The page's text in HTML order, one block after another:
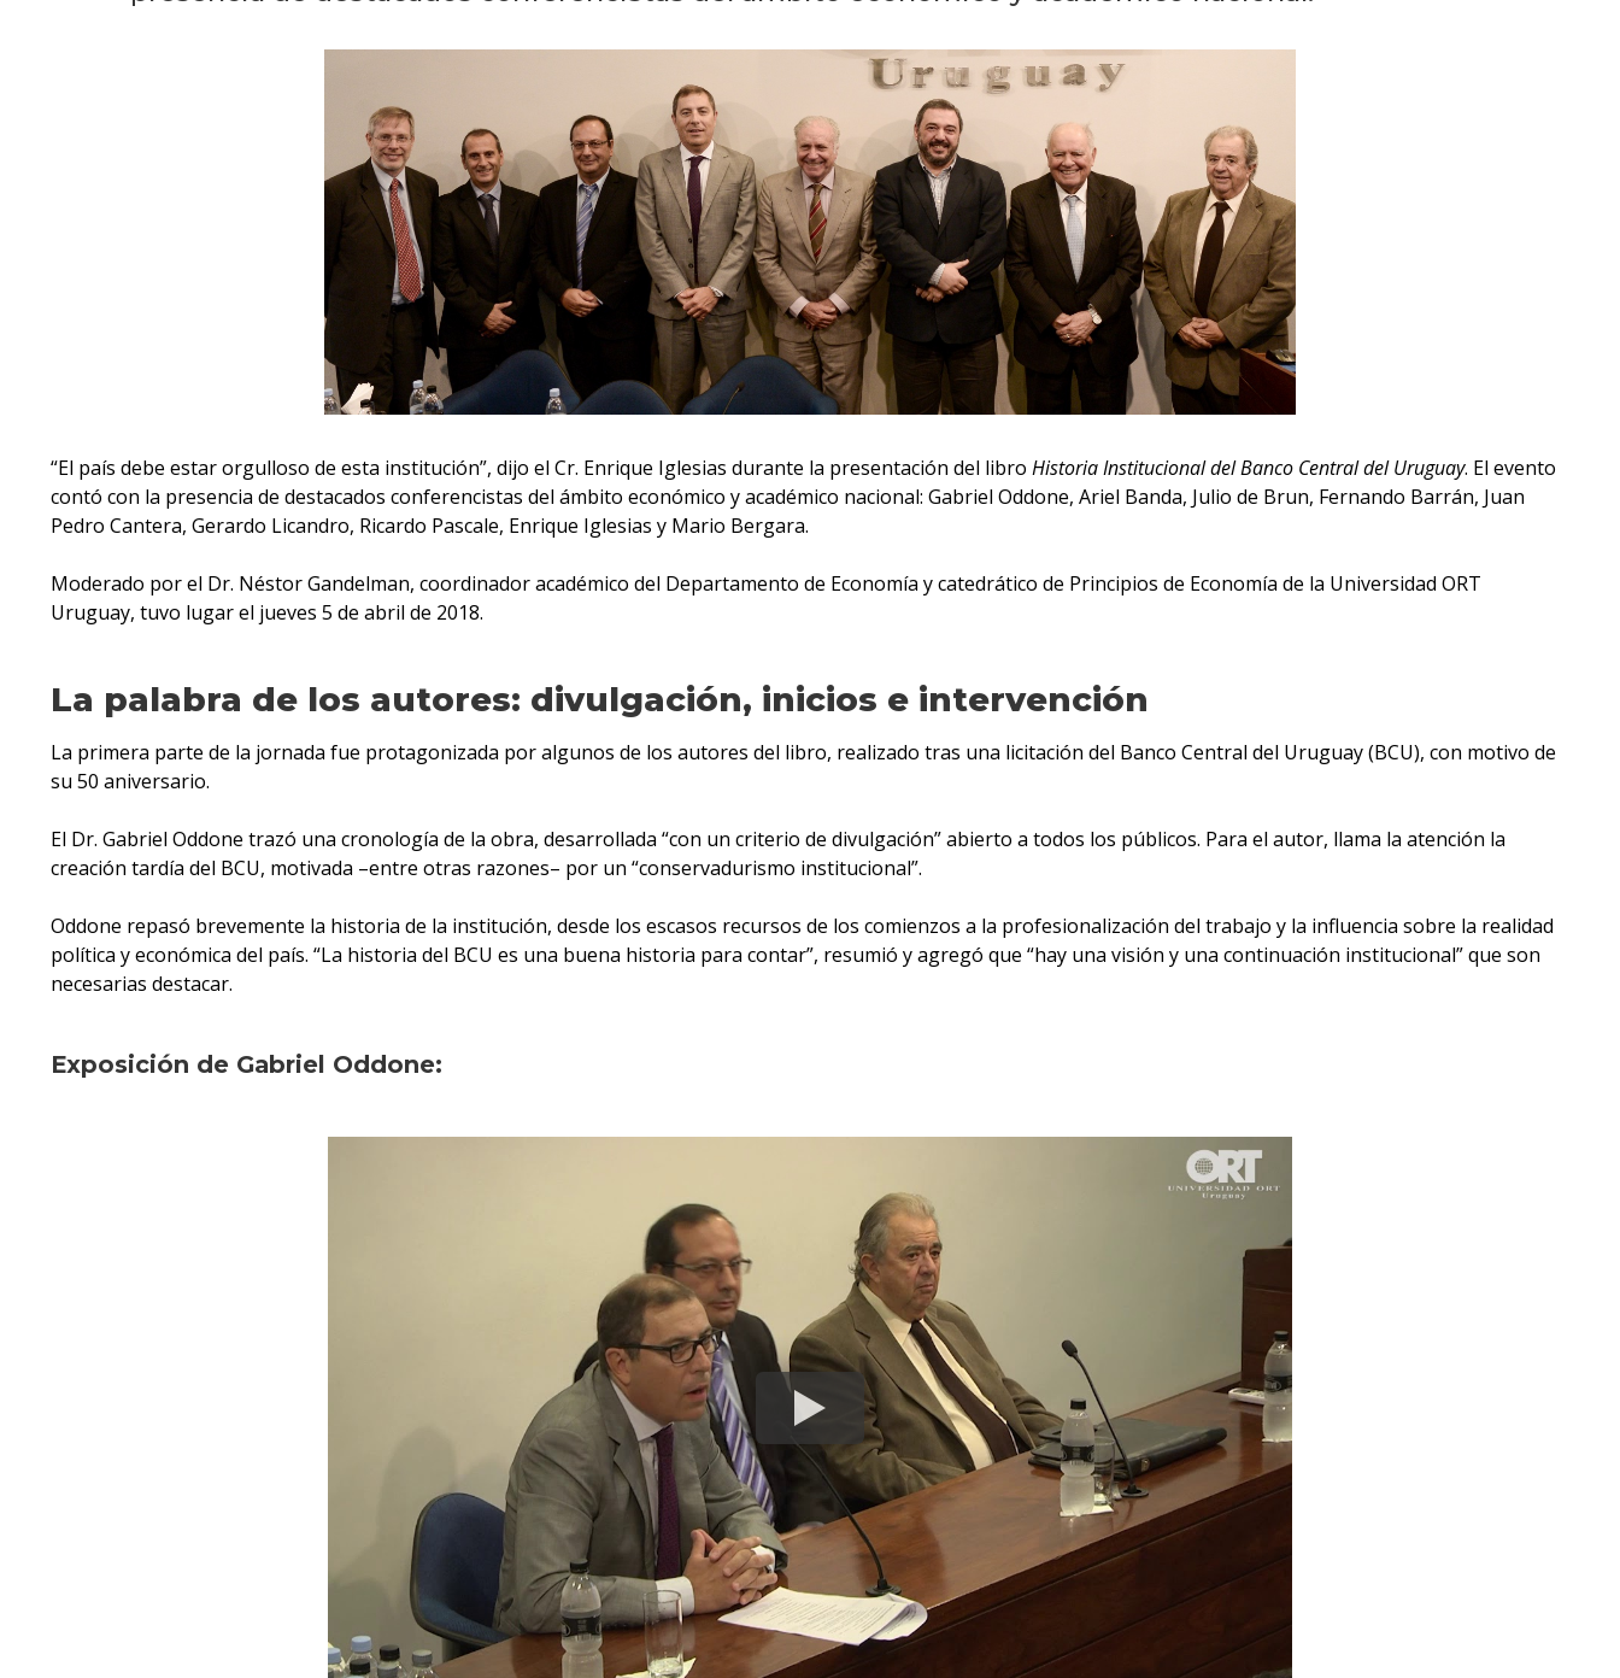
de la
facultad
“El país debe estar orgulloso de esta institución”, dijo el Cr. Enrique Iglesias durante la presentación del libro Historia Institucional del Banco Central del Uruguay. El evento
contó con la presencia de destacados conferencistas del ámbito económico y académico nacional: Gabriel Oddone, Ariel Banda, Julio de Brun, Fernando Barrán, Juan
Pedro Cantera, Gerardo Licandro, Ricardo Pascale, Enrique Iglesias y Mario Bergara.
Moderado por el Dr. Néstor Gandelman, coordinador académico del Departamento de Economía y catedrático de Principios de Economía de la Universidad ORT
Uruguay, tuvo lugar el jueves 5 de abril de 2018.
La palabra de los autores: divulgación, inicios e intervención
La primera parte de la jornada fue protagonizada por algunos de los autores del libro, realizado tras una licitación del Banco Central del Uruguay (BCU), con motivo de
su 50 aniversario.
El Dr. Gabriel Oddone trazó una cronología de la obra, desarrollada “con un criterio de divulgación” abierto a todos los públicos. Para el autor, llama la atención la
creación tardía del BCU, motivada –entre otras razones– por un “conservadurismo institucional”.
Oddone repasó brevemente la historia de la institución, desde los escasos recursos de los comienzos a la profesionalización del trabajo y la influencia sobre la realidad
política y económica del país. “La historia del BCU es una buena historia para contar”, resumió y agregó que “hay una visión y una continuación institucional” que son
necesarias destacar.
Exposición de Gabriel Oddone: